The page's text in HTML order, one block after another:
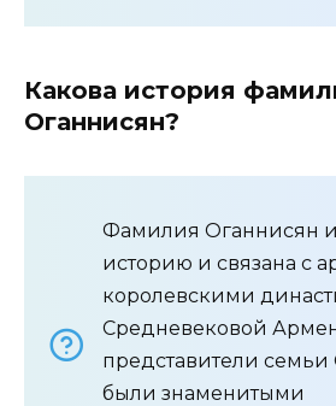
Какова история
Оганнисян?
Фамилия Оганнисян
историю и связана с
королевскими
Средневековой
представители семьи
были знаменитыми